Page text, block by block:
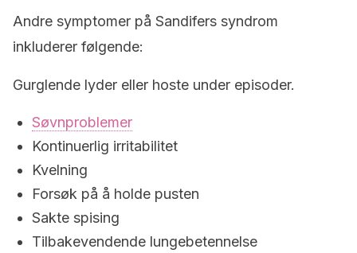
Andre symptomer på Sandifers syndrom
inkluderer følgende:
Gurglende lyder eller hoste under episoder.
Søvnproblemer
Kontinuerlig irritabilitet
Kvelning
Forsøk på å holde pusten
Sakte spising
Tilbakevendende lungebetennelse